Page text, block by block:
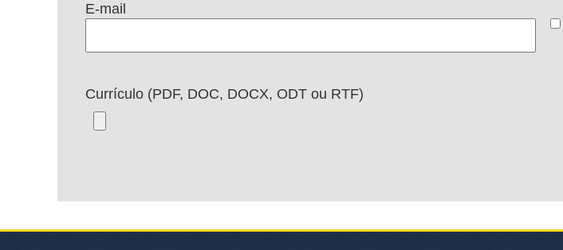
E-mail
Currículo (PDF, DOC, DOCX, ODT ou RTF)